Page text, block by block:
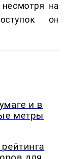
на
он
и в
метры